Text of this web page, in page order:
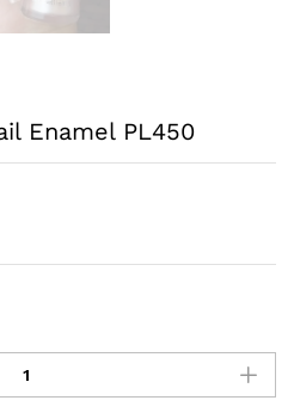
Enamel PL450